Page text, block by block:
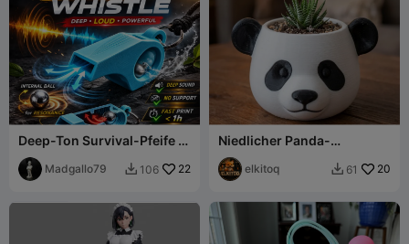
Deep-Ton Survival-Pfeife |
3D-druckbar
Madgallo79  106 22
Niedlicher Panda-
Blumentopf
elkitoq  61 20